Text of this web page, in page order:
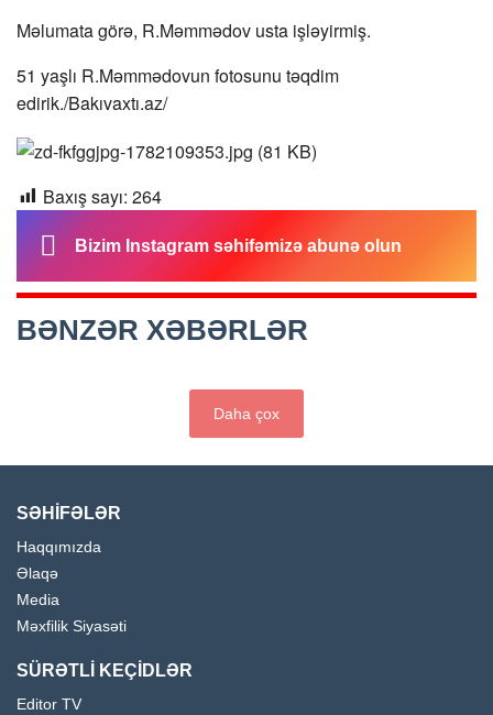
Məlumata görə, R.Məmmədov usta işləyirmiş.
51 yaşlı R.Məmmədovun fotosunu təqdim
edirik./Bakıvaxtı.az/
Baxış sayı: 264
Bizim Instagram səhifəmizə abunə olun
BƏNZƏR XƏBƏRLƏR
Daha çox
SƏHİFƏLƏR
Haqqımızda
Əlaqə
Media
Məxfilik Siyasəti
SÜRƏTLİ KEÇİDLƏR
Editor TV